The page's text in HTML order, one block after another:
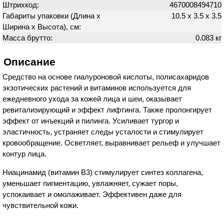
Штрихкод:
4670008494710
Габариты упаковки (Длина х
Ширина х Высота), см:
10.5 х 3.5 х 3.5
Масса брутто: 0.083 кг
Описание
Средство на основе гиалуроновой кислоты, полисахаридов
экзотических растений и витаминов используется для
ежедневного ухода за кожей лица и шеи, оказывает
ревитализирующий и эффект лифтинга. Также пролонгирует
эффект от инъекций и пилинга. Усиливает тургор и
эластичность, устраняет следы усталости и стимулирует
кровообращение. Осветляет, выравнивает рельеф и улучшает
контур лица.
Ниацинамид (витамин В3) стимулирует синтез коллагена,
уменьшает пигментацию, увлажняет, сужает поры,
успокаивает и омолаживает. Эффективен даже для
чувствительной кожи.